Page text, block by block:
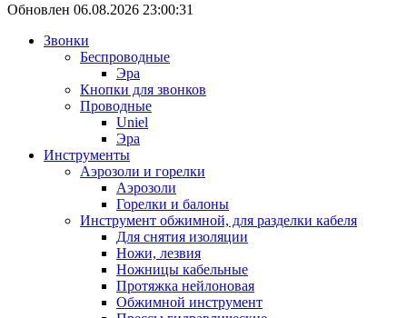
Обновлен 06.08.2026 23:00:31
Звонки
Беспроводные
Эра
Кнопки для звонков
Проводные
Uniel
Эра
Инструменты
Аэрозоли и горелки
Аэрозоли
Горелки и балоны
Инструмент обжимной, для разделки кабеля
Для снятия изоляции
Ножи, лезвия
Ножницы кабельные
Протяжка нейлоновая
Обжимной инструмент